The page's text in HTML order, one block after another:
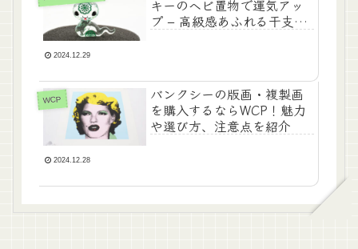
キーのヘビ置物で運気アッ
プ – 高級感あふれる干支ア
2024.12.29
WCP
バンクシーの版画・複製画
を購入するならWCP！魅力
や選び方、注意点を紹介
2024.12.28